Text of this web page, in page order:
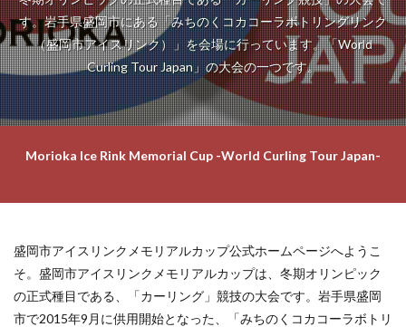
す。岩手県盛岡市にある「みちのくコカコーラボトリングリンク
（盛岡市アイスリンク）」を会場に行っています。「World
Curling Tour Japan」の大会の一つです。
Morioka Ice Rink Memorial Cup -World Curling Tour Japan-
盛岡市アイスリンクメモリアルカップ公式ホームページへようこ
そ。盛岡市アイスリンクメモリアルカップは、冬期オリンピック
の正式種目である、「カーリング」競技の大会です。岩手県盛岡
市で2015年9月に供用開始となった、「みちのくコカコーラボトリ